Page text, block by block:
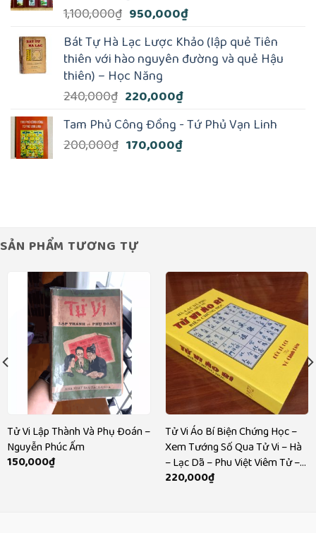
450,000₫.
1,100,000₫ Giá
là:
1,100,000₫.
950,000₫Giá
tại
là:
Bát Tự Hà Lạc Lược Khảo (lập quẻ Tiên
thiên với hào nguyên đường và quẻ Hậu
thiên) – Học Năng
240,000₫ Giá
là:
240,000₫.
220,000₫Giá
tại
là:
Tam Phủ Công Đồng - Tứ Phủ Vạn Linh
200,000₫ Giá
170,000₫Giá
SẢN PHẨM TƯƠNG TỰ
Tử Vi Lập Thành Và Phụ Đoán –
Nguyễn Phúc Ấm
150,000₫
Tử Vi Áo Bí Biện Chứng Học –
Xem Tướng Số Qua Tử Vi – Hà
– Lạc Dã – Phu Việt Viêm Tử –
NXB Sài Gòn 1972 – 729 trang
220,000₫